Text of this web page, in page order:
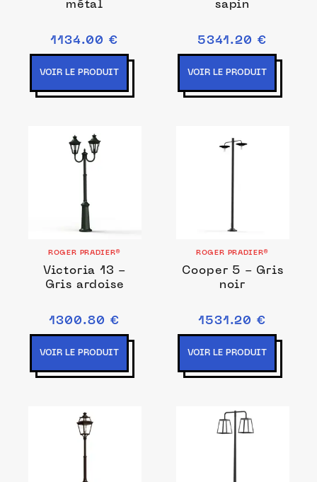
métal
1134.00 €
VOIR LE PRODUIT
sapin
5341.20 €
VOIR LE PRODUIT
ROGER PRADIER®
Victoria 13 -
Gris ardoise
1300.80 €
VOIR LE PRODUIT
ROGER PRADIER®
Cooper 5 - Gris
noir
1531.20 €
VOIR LE PRODUIT